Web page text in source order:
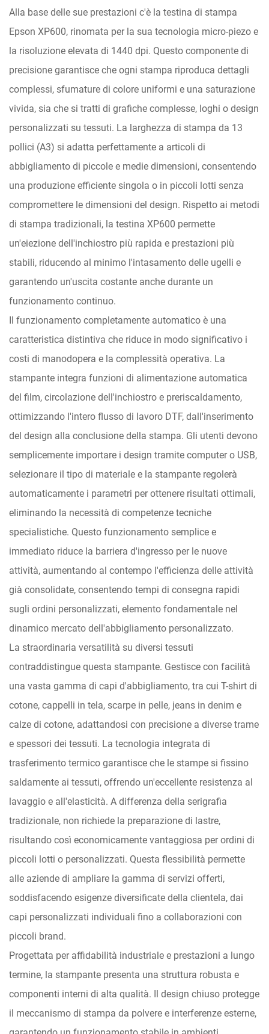
Alla base delle sue prestazioni c'è la testina di stampa
Epson XP600, rinomata per la sua tecnologia micro-piezo e
la risoluzione elevata di 1440 dpi. Questo componente di
precisione garantisce che ogni stampa riproduca dettagli
complessi, sfumature di colore uniformi e una saturazione
vivida, sia che si tratti di grafiche complesse, loghi o design
personalizzati su tessuti. La larghezza di stampa da 13
pollici (A3) si adatta perfettamente a articoli di
abbigliamento di piccole e medie dimensioni, consentendo
una produzione efficiente singola o in piccoli lotti senza
compromettere le dimensioni del design. Rispetto ai metodi
di stampa tradizionali, la testina XP600 permette
un'eiezione dell'inchiostro più rapida e prestazioni più
stabili, riducendo al minimo l'intasamento delle ugelli e
garantendo un'uscita costante anche durante un
funzionamento continuo.
Il funzionamento completamente automatico è una
caratteristica distintiva che riduce in modo significativo i
costi di manodopera e la complessità operativa. La
stampante integra funzioni di alimentazione automatica
del film, circolazione dell'inchiostro e preriscaldamento,
ottimizzando l'intero flusso di lavoro DTF, dall'inserimento
del design alla conclusione della stampa. Gli utenti devono
semplicemente importare i design tramite computer o USB,
selezionare il tipo di materiale e la stampante regolerà
automaticamente i parametri per ottenere risultati ottimali,
eliminando la necessità di competenze tecniche
specialistiche. Questo funzionamento semplice e
immediato riduce la barriera d'ingresso per le nuove
attività, aumentando al contempo l'efficienza delle attività
già consolidate, consentendo tempi di consegna rapidi
sugli ordini personalizzati, elemento fondamentale nel
dinamico mercato dell'abbigliamento personalizzato.
La straordinaria versatilità su diversi tessuti
contraddistingue questa stampante. Gestisce con facilità
una vasta gamma di capi d'abbigliamento, tra cui T-shirt di
cotone, cappelli in tela, scarpe in pelle, jeans in denim e
calze di cotone, adattandosi con precisione a diverse trame
e spessori dei tessuti. La tecnologia integrata di
trasferimento termico garantisce che le stampe si fissino
saldamente ai tessuti, offrendo un'eccellente resistenza al
lavaggio e all'elasticità. A differenza della serigrafia
tradizionale, non richiede la preparazione di lastre,
risultando così economicamente vantaggiosa per ordini di
piccoli lotti o personalizzati. Questa flessibilità permette
alle aziende di ampliare la gamma di servizi offerti,
soddisfacendo esigenze diversificate della clientela, dai
capi personalizzati individuali fino a collaborazioni con
piccoli brand.
Progettata per affidabilità industriale e prestazioni a lungo
termine, la stampante presenta una struttura robusta e
componenti interni di alta qualità. Il design chiuso protegge
il meccanismo di stampa da polvere e interferenze esterne,